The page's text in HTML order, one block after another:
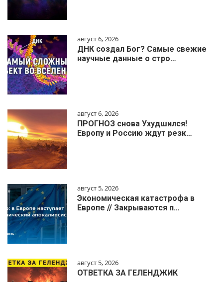
август 6, 2026
ДНК создал Бог? Самые свежие
научные данные о стро…
август 6, 2026
ПРОГНОЗ снова Ухудшился!
Европу и Россию ждут резк…
август 5, 2026
Экономическая катастрофа в
Европе // Закрываются п…
август 5, 2026
ОТВЕТКА ЗА ГЕЛЕНДЖИК